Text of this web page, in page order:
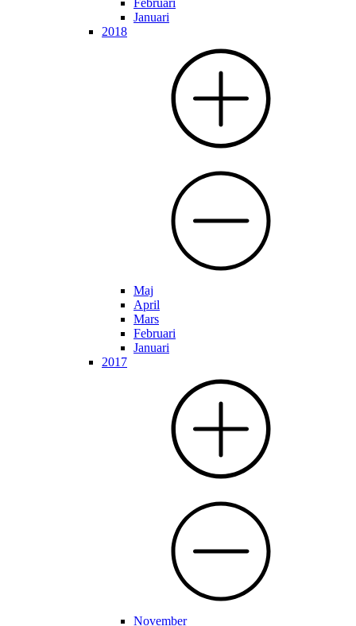
Februari
Januari
2018
Maj
April
Mars
Februari
Januari
2017
November